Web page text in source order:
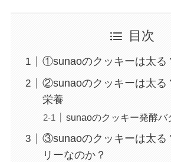
目次
①sunaoのクッキーは太
②sunaoのクッキーは太
栄養
sunaoのクッキー発酵バ
③sunaoのクッキーは太
リーなのか？